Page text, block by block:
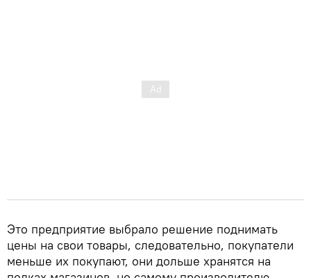
Это предприятие выбрало решение поднимать
цены на свои товары, следовательно, покупатели
меньше их покупают, они дольше хранятся на